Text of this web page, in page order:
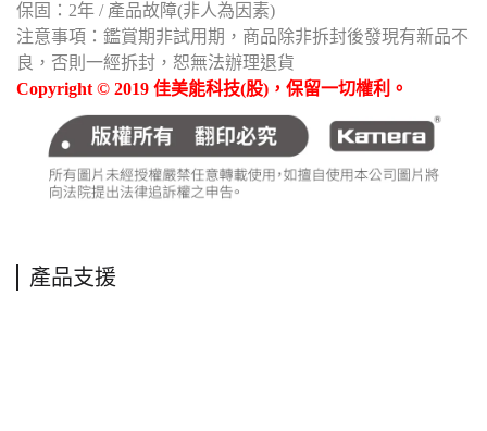
保固：2年 / 產品故障(非人為因素)
注意事項：鑑賞期非試用期，商品除非拆封後發現有新品不
良，否則一經拆封，恕無法辦理退貨
Copyright © 2019 佳美能科技(股)，保留一切權利。
產品支援